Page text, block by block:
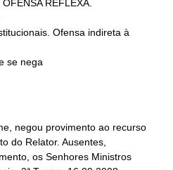
negou provimento ao recurso
do Relator. Ausentes,
os Senhores Ministros